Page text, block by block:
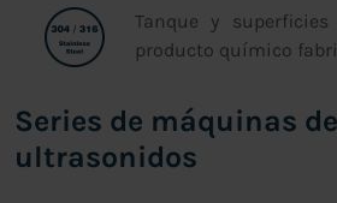
Tanque y
producto químico
Series de máquinas
ultrasonidos